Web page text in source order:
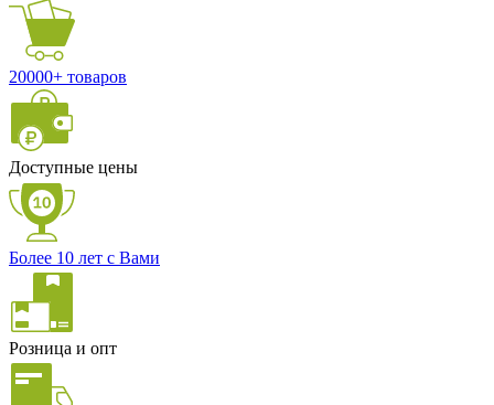
20000+ товаров
Доступные цены
Более 10 лет с Вами
Розница и опт